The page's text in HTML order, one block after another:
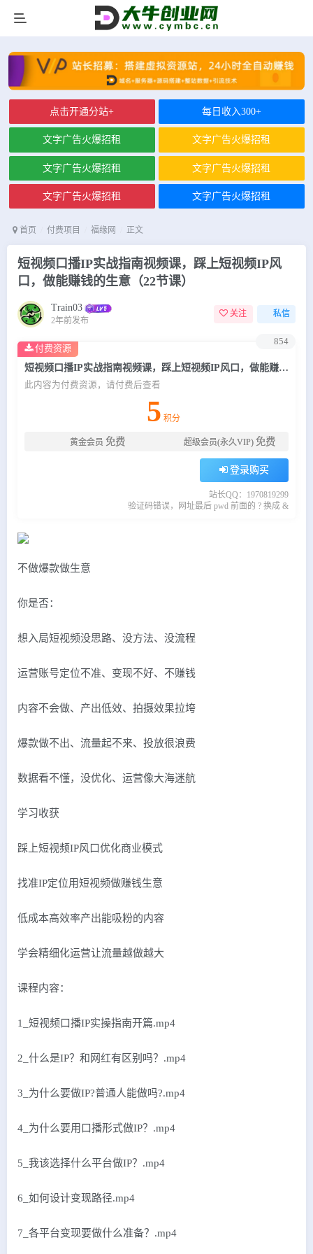
点击开通分站+ 每日收入300+
文字广告火爆招租 文字广告火爆招租
文字广告火爆招租 文字广告火爆招租
文字广告火爆招租 文字广告火爆招租
首页 付费项目 福缘网 正文
短视频口播IP实战指南视频课，踩上短视频IP风
口，做能赚钱的生意（22节课）
Train03
2年前发布
关注 私信
854
短视频口播IP实战指南视频课，踩上短视频IP风口，做能赚钱的生意（22节课）
此内容为付费资源，请付费后查看
5 积分
黄金会员 免费 超级会员(永久VIP) 免费
登录购买
站长QQ：1970819299
验证码错误，网址最后 pwd 前面的 ? 换成 &
付费资源
不做爆款做生意
你是否：
想入局短视频没思路、没方法、没流程
运营账号定位不准、变现不好、不赚钱
内容不会做、产出低效、拍摄效果拉垮
爆款做不出、流量起不来、投放很浪费
数据看不懂，没优化、运营像大海迷航
学习收获
踩上短视频IP风口优化商业模式
找准IP定位用短视频做赚钱生意
低成本高效率产出能吸粉的内容
学会精细化运营让流量越做越大
课程内容：
1_短视频口播IP实操指南开篇.mp4
2_什么是IP？和网红有区别吗？.mp4
3_为什么要做IP?普通人能做吗?.mp4
4_为什么要用口播形式做IP？.mp4
5_我该选择什么平台做IP？.mp4
6_如何设计变现路径.mp4
7_各平台变现要做什么准备？.mp4